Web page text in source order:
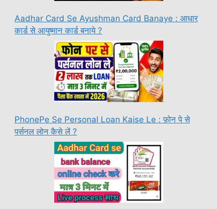
Aadhar Card Se Ayushman Card Banaye : आधार
कार्ड से आयुष्मान कार्ड बनाये ?
PhonePe Se Personal Loan Kaise Le : फ़ोन पे से
पर्सनल लोन कैसे लें ?